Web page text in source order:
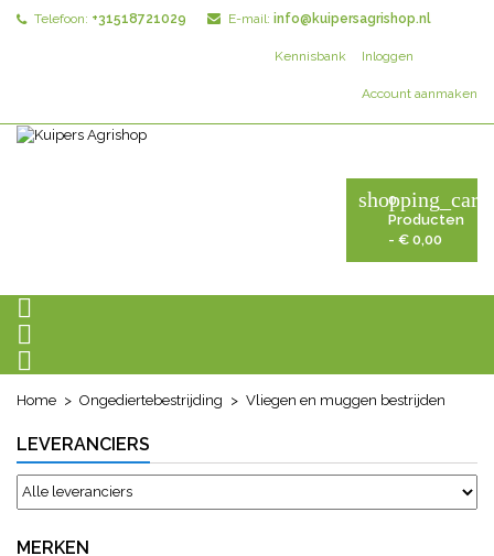
Telefoon: +31518721029 E-mail: info@kuipersagrishop.nl
Inloggen
Account aanmaken
Kennisbank
shopping_cart
0
Producten
- € 0,00



Home Ongediertebestrijding Vliegen en muggen bestrijden
LEVERANCIERS
MERKEN